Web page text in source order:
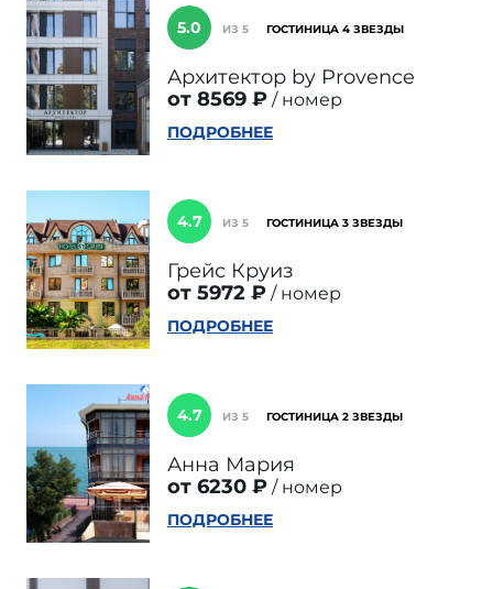
5.0 ИЗ 5 ГОСТИНИЦА 4 ЗВЕЗДЫ
Архитектор by Provence
от 8569 ₽
номер
ПОДРОБНЕЕ
4.7 ИЗ 5 ГОСТИНИЦА 3 ЗВЕЗДЫ
Грейс Круиз
от 5972 ₽
номер
ПОДРОБНЕЕ
4.7 ИЗ 5 ГОСТИНИЦА 2 ЗВЕЗДЫ
Анна Мария
от 6230 ₽
номер
ПОДРОБНЕЕ